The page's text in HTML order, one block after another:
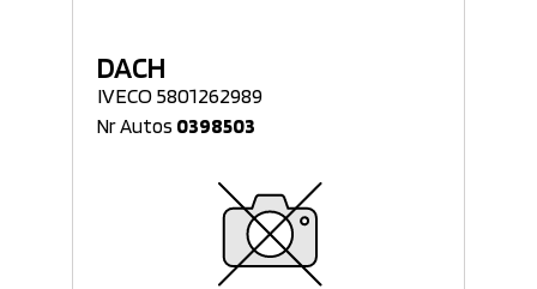
DACH
IVECO 5801262989
Nr Autos 0398503